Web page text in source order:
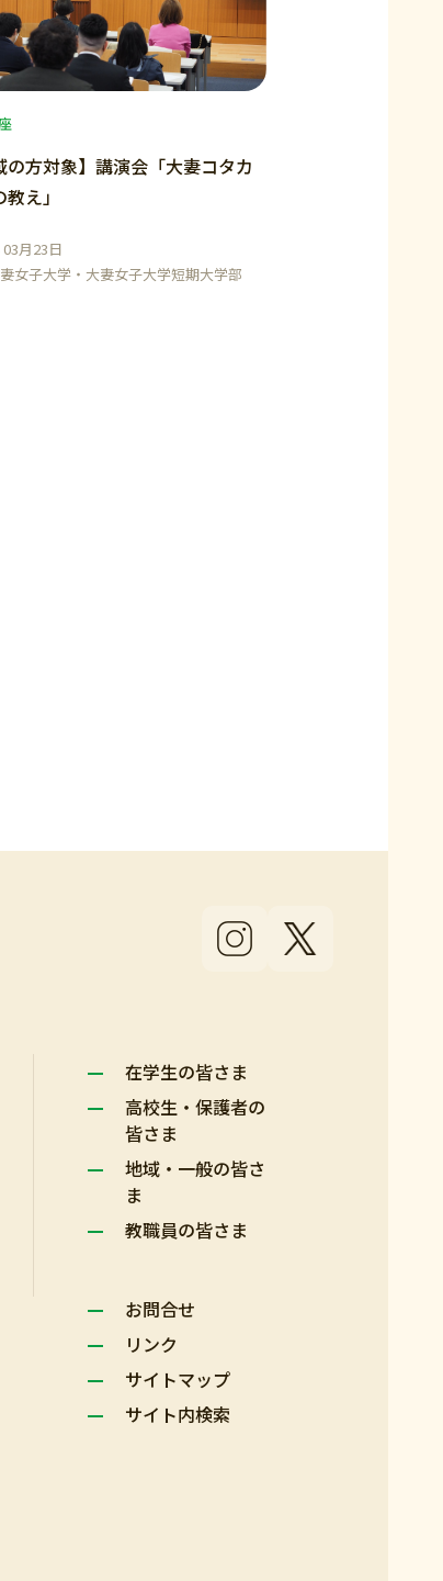
の方対象】講演会「大妻コタカ
え」
月23日
女子大学・大妻女子大学短期大学部
在学生の皆さま
高校生・保護者の
皆さま
地域・一般の皆さ
ま
教職員の皆さま
お問合せ
リンク
サイトマップ
サイト内検索